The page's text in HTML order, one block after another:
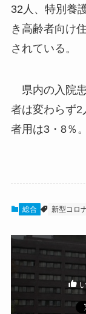
32人、特別養
き高齢者向け
されている。
県内の入院
者は変わらず2
者用は3・8％。
総合 新型コロ